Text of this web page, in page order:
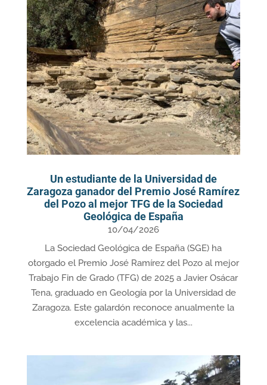
Un estudiante de la Universidad de
Zaragoza ganador del Premio José Ramírez
del Pozo al mejor TFG de la Sociedad
Geológica de España
10/04/2026
La Sociedad Geológica de España (SGE) ha
otorgado el Premio José Ramírez del Pozo al mejor
Trabajo Fin de Grado (TFG) de 2025 a Javier Osácar
Tena, graduado en Geología por la Universidad de
Zaragoza. Este galardón reconoce anualmente la
excelencia académica y las...